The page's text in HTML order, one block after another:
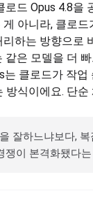
드 Opus 4.8을
아니라, 클로
하는 방향으로
같은 모델을 더
클로드가 작
식이에요. 단
잘하느냐보다,
쟁이 본격화됐다